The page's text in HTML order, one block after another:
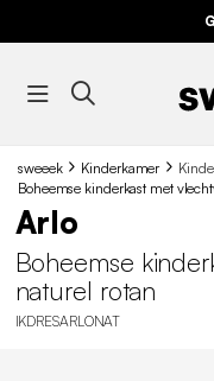
sweeek Kinderkamer
Boheemse kinderkast met
Arlo
Boheemse
naturel rotan
IKDRESARLONAT